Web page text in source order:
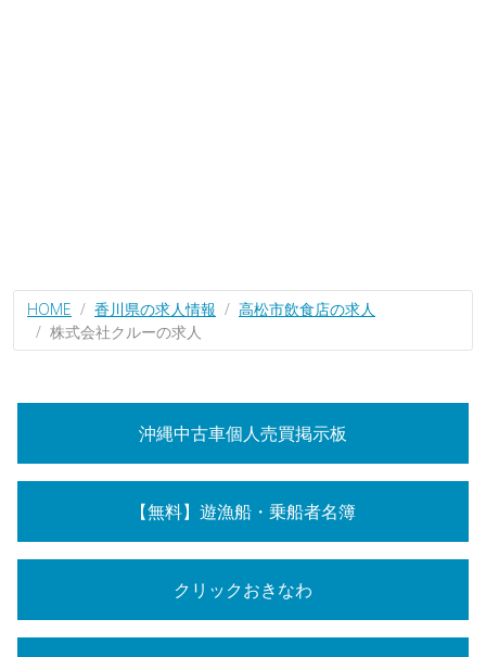
HOME 香川県の求人情報
高松市飲食店の求人
株式会社クルーの求人
沖縄中古車個人売買掲示板
【無料】遊漁船・乗船者名簿
クリックおきなわ